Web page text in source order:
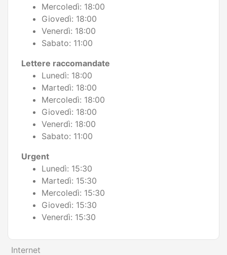
Mercoledì: 18:00
Giovedì: 18:00
Venerdì: 18:00
Sabato: 11:00
Lettere raccomandate
Lunedì: 18:00
Martedì: 18:00
Mercoledì: 18:00
Giovedì: 18:00
Venerdì: 18:00
Sabato: 11:00
Urgent
Lunedì: 15:30
Martedì: 15:30
Mercoledì: 15:30
Giovedì: 15:30
Venerdì: 15:30
Internet